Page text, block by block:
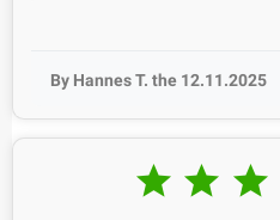
By Hannes T. the 12.11.2025
  